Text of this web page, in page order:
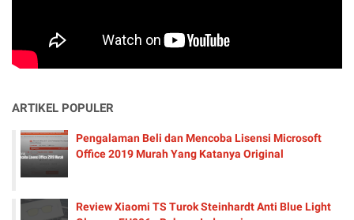
ARTIKEL POPULER
Pengalaman Beli dan Mencoba Lisensi Microsoft
Office 2019 Murah Yang Katanya Original
Review Xiaomi TS Turok Steinhardt Anti Blue Light